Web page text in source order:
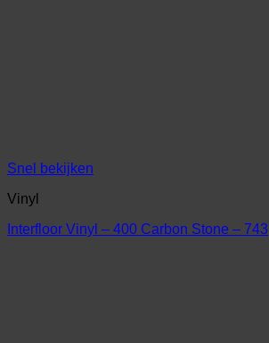
Snel bekijken
Vinyl
Interfloor Vinyl – 400 Carbon Stone – 743